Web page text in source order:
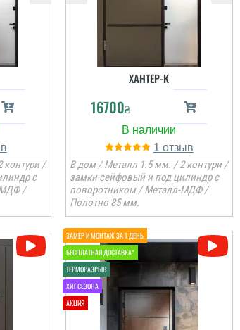
/
с
МДФ /
ХАНТЕР-К
16700₴
1
В дом / Металл 1.5 мм. / 2 контури /
замки сейфовый и под цилиндр с
поворотником / Металл-МДФ /
Полотно 85 мм.